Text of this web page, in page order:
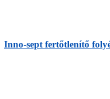
Inno-sept fertőtlenítő